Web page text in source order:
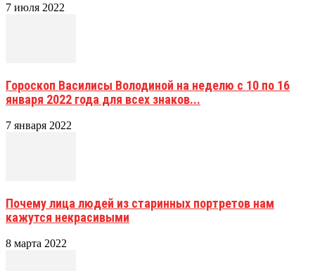
7 июля 2022
Гороскоп Василисы Володиной на неделю с 10 по 16
января 2022 года для всех знаков...
7 января 2022
Почему лица людей из старинных портретов нам
кажутся некрасивыми
8 марта 2022